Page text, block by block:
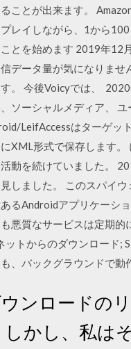
ことが出来ます。
レイしながら、1から
とを始めます 2019年12
データ量が気になりま
。 今後Voicyでは、
ソーシャルメディア、
LeifAccessはターゲッ
XML形式で保存します
動を続けていました。
しました。 このスパイ
あるAndroidアプリケーシ
悪質なサービスは定期
ットからのダウンロード;
、バックグラウンドで
ンロードの
しかし、私は